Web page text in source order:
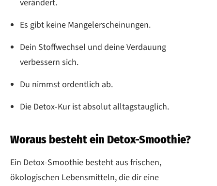
verändert.
Es gibt keine Mangelerscheinungen.
Dein Stoffwechsel und deine Verdauung
verbessern sich.
Du nimmst ordentlich ab.
Die Detox-Kur ist absolut alltagstauglich.
Woraus besteht ein Detox-Smoothie?
Ein Detox-Smoothie besteht aus frischen,
ökologischen Lebensmitteln, die dir eine